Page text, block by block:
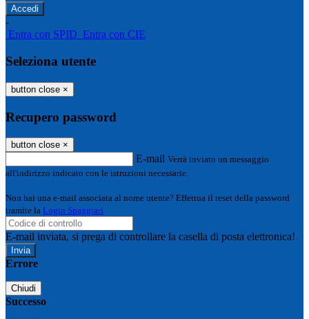
-
Entra con SPID Entra con CIE
Seleziona utente
button close ×
Recupero password
button close ×
E-mail Verrà inviato un messaggio
all'indirizzo indicato con le istruzioni necessarie.
Non hai una e-mail associata al nome utente? Effettua il reset della password
tramite la Login Spaggiari
E-mail inviata, si prega di controllare la casella di posta elettronica!
Errore
Chiudi
Successo